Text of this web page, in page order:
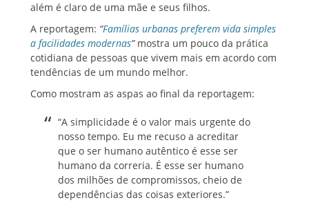
além é claro de uma mãe e seus filhos.
A reportagem: “Famílias urbanas preferem vida simples
a facilidades modernas” mostra um pouco da prática
cotidiana de pessoas que vivem mais em acordo com
tendências de um mundo melhor.
Como mostram as aspas ao final da reportagem:
“A simplicidade é o valor mais urgente do
nosso tempo. Eu me recuso a acreditar
que o ser humano autêntico é esse ser
humano da correria. É esse ser humano
dos milhões de compromissos, cheio de
dependências das coisas exteriores.”